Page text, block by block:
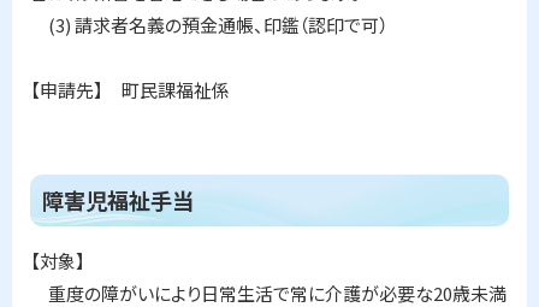
(3) 請求者名義の預金通帳、印鑑（認印で可）
【申請先】 町民課福祉係
ト
ッ
プ
障害児福祉手当
【対象】
重度の障がいにより日常生活で常に介護が必要な20歳未満